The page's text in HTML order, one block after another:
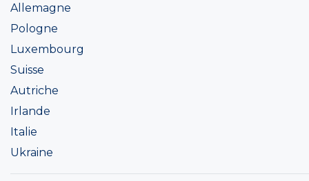
Allemagne
Pologne
Luxembourg
Suisse
Autriche
Irlande
Italie
Ukraine